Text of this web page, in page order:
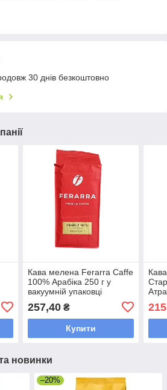
30 днів безкоштовно
Кава мелена Ferarra Caffe
100% Арабіка 250 г у
вакуумній упаковці
257,40₴
Купити
новинки
–20%